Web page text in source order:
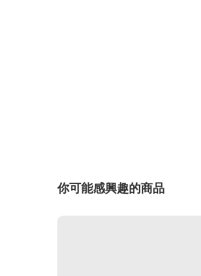
你可能感興趣的商品